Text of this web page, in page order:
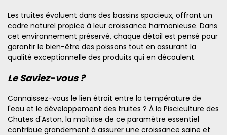
Les truites évoluent dans des bassins spacieux, offrant un
cadre naturel propice à leur croissance harmonieuse. Dans
cet environnement préservé, chaque détail est pensé pour
garantir le bien-être des poissons tout en assurant la
qualité exceptionnelle des produits qui en découlent.
Le Saviez-vous ?
Connaissez-vous le lien étroit entre la température de
l'eau et le développement des truites ? À la Pisciculture des
Chutes d'Aston, la maîtrise de ce paramètre essentiel
contribue grandement à assurer une croissance saine et